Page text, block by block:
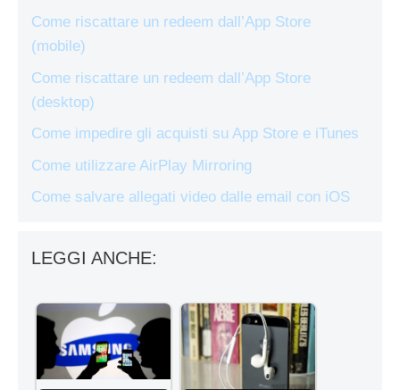
Come riscattare un redeem dall’App Store
(mobile)
Come riscattare un redeem dall’App Store
(desktop)
Come impedire gli acquisti su App Store e iTunes
Come utilizzare AirPlay Mirroring
Come salvare allegati video dalle email con iOS
LEGGI ANCHE: